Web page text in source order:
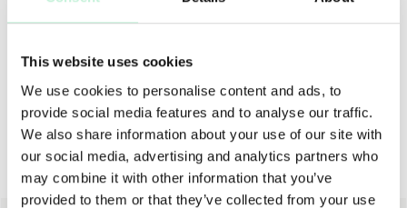
This website uses cookies
We use cookies to personalise content and ads, to
provide social media features and to analyse our traffic.
We also share information about your use of our site with
our social media, advertising and analytics partners who
may combine it with other information that you’ve
provided to them or that they’ve collected from your use
efter bad, dusch eller solning. Massera in balmen noggrant
för att produkten ska gå in ordentligt och inte lämna
duschas av.
Body lotion